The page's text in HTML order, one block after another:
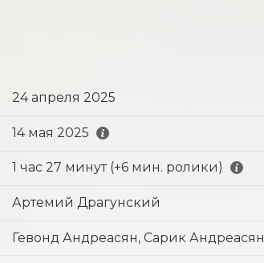
24 апреля 2025
14 мая 2025
1 час 27 минут (+6 мин. ролики)
Артемий Драгунский
Гевонд Андреасян, Сарик Андреасян